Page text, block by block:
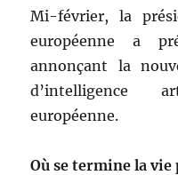
Mi-février, la
européenne a
annonçant la
d’intelligence
européenne.
Où se termine la vie